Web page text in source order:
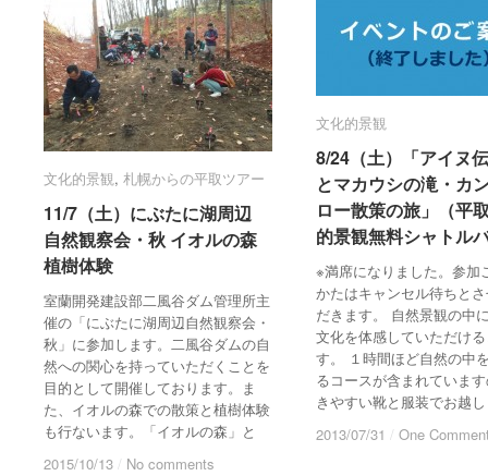
文化的景観, 札幌からの平取ツアー
11/7（土）にぶたに湖周辺
自然観察会・秋 イオルの森
植樹体験
室蘭開発建設部二風谷ダム管理所主
催の「にぶたに湖周辺自然観察会・
秋」に参加します。二風谷ダムの自
然への関心を持っていただくことを
目的として開催しております。ま
た、イオルの森での散策と植樹体験
も行ないます。「イオルの森」と
2015/10/13 / No comments
文化的景観 札幌からの平取ツアー
11/7（土）にぶたに湖周辺
自然観察会・秋 イオルの森
植樹体験
2015/10/13 / No comments
文化的景観
8/24（土）「アイヌ
とマカウシの滝・カ
ロー散策の旅」（平
的景観無料シャトル
※満席になりました。参加
かたはキャンセル待ちと
だきます。 自然景観の中
文化を体感していただけ
す。 １時間ほど自然の中
るコースが含まれていま
きやすい靴と服装でお越
2013/07/31 / One
文化的景観
8/24（土）「アイヌ
とマカウシの滝・カ
ロー散策の旅」（平
的景観無料シャトル
2013/07/31 / One